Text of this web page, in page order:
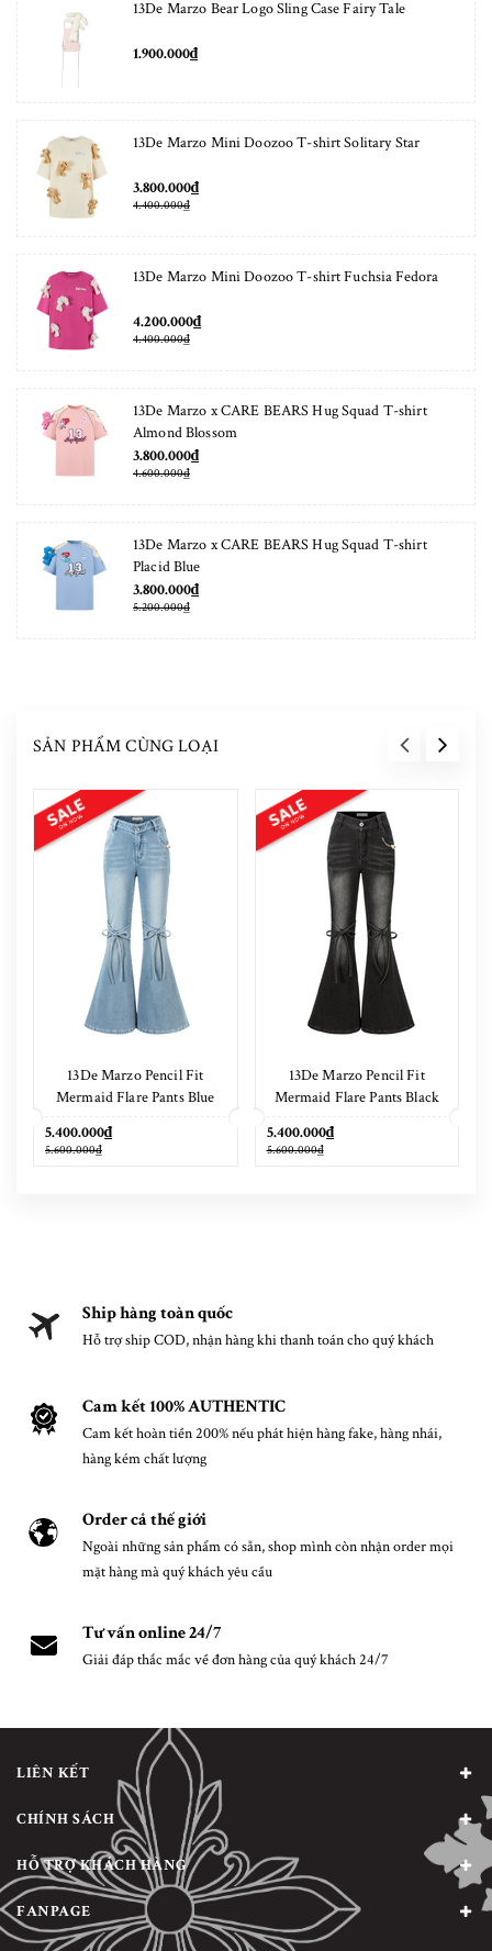
13De Marzo Bear Logo Sling Case Fairy Tale
1.900.000₫
13De Marzo Mini Doozoo T-shirt Solitary Star
3.800.000₫
4.400.000₫
13De Marzo Mini Doozoo T-shirt Fuchsia Fedora
4.200.000₫
4.400.000₫
13De Marzo x CARE BEARS Hug Squad T-shirt
Almond Blossom
3.800.000₫
4.600.000₫
13De Marzo x CARE BEARS Hug Squad T-shirt
Placid Blue
3.800.000₫
5.200.000₫
SẢN PHẨM CÙNG LOẠI
13De Marzo Pencil Fit
Mermaid Flare Pants Blue
5.400.000₫
5.600.000₫
13De Marzo Pencil Fit
Mermaid Flare Pants Black
5.400.000₫
5.600.000₫
Ship hàng toàn quốc
Hỗ trợ ship COD, nhận hàng khi thanh toán cho quý khách
Cam kết 100% AUTHENTIC
Cam kết hoàn tiền 200% nếu phát hiện hàng fake, hàng nhái,
hàng kém chất lượng
Order cả thế giới
Ngoài những sản phẩm có sẵn, shop mình còn nhận order mọi
mặt hàng mà quý khách yêu cầu
Tư vấn online 24/7
Giải đáp thắc mắc về đơn hàng của quý khách 24/7
LIÊN KẾT
CHÍNH SÁCH
HỖ TRỢ KHÁCH HÀNG
FANPAGE